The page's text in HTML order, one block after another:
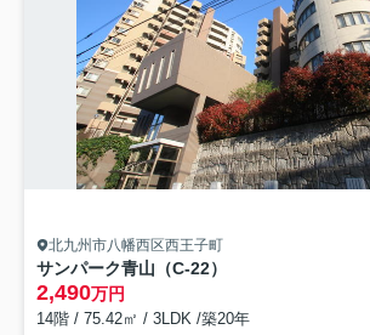
北九州市八幡西区西王子町
サンパーク青山（C-22）
2,490万円
14階 / 75.42㎡ / 3LDK /築20年